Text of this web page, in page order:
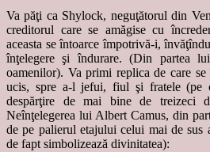
Va păţi ca Shylock, neguţătorul din
creditorul care se amăgise cu
aceasta se întoarce împotrivă-i,
înţelegere şi îndurare. (Din partea
oamenilor). Va primi replica de care se
ucis, spre a-l jefui, fiul şi fratele (pe
despărţire de mai bine de treizeci
Neînţelegerea lui Albert Camus, din
de pe palierul etajului celui mai de sus
de fapt simbolizează divinitatea):